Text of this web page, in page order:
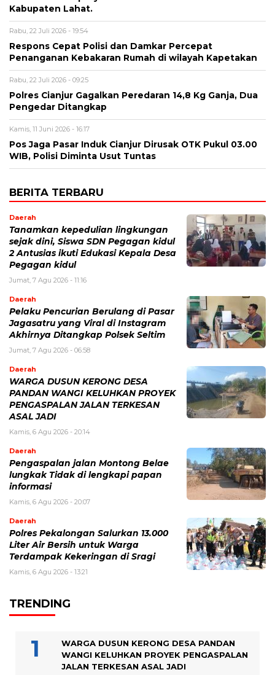
Kabupaten Lahat.
Rabu, 22 Juli 2026 - 19:54
Respons Cepat Polisi dan Damkar Percepat
Penanganan Kebakaran Rumah di wilayah Kapetakan
Rabu, 22 Juli 2026 - 09:25
Polres Cianjur Gagalkan Peredaran 14,8 Kg Ganja, Dua
Pengedar Ditangkap
Kamis, 11 Juni 2026 - 16:17
Pos Jaga Pasar Induk Cianjur Dirusak OTK Pukul 03.00
WIB, Polisi Diminta Usut Tuntas
BERITA TERBARU
Daerah
Tanamkan kepedulian lingkungan
sejak dini, Siswa SDN Pegagan kidul
2 Antusias ikuti Edukasi Kepala Desa
Pegagan kidul
Jumat, 7 Agu 2026 - 11:16
Daerah
Pelaku Pencurian Berulang di Pasar
Jagasatru yang Viral di Instagram
Akhirnya Ditangkap Polsek Seltim
Jumat, 7 Agu 2026 - 06:58
Daerah
WARGA DUSUN KERONG DESA
PANDAN WANGI KELUHKAN PROYEK
PENGASPALAN JALAN TERKESAN
ASAL JADI
Kamis, 6 Agu 2026 - 20:14
Daerah
Pengaspalan jalan Montong Belae
lungkak Tidak di lengkapi papan
informasi
Kamis, 6 Agu 2026 - 20:07
Daerah
Polres Pekalongan Salurkan 13.000
Liter Air Bersih untuk Warga
Terdampak Kekeringan di Sragi
Kamis, 6 Agu 2026 - 13:21
TRENDING
WARGA DUSUN KERONG DESA PANDAN
WANGI KELUHKAN PROYEK PENGASPALAN
JALAN TERKESAN ASAL JADI